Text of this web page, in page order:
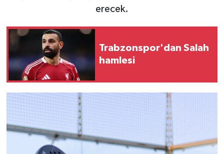
erecek.
Trabzonspor'dan Salah
hamlesi